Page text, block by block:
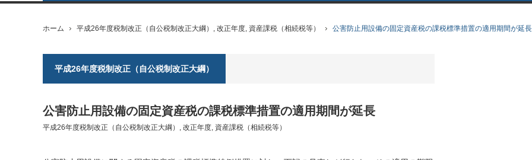
ホーム 平成26年度税制改正（自公税制改正大綱） , 改正年度, 資産課税（相続税等） 公害防止用設備の固定資産税の課税標準措置の適用期間が延長
平成26年度税制改正（自公税制改正大綱）
公害防止用設備の固定資産税の課税標準措置の適用期間が延長
平成26年度税制改正（自公税制改正大綱） , 改正年度, 資産課税（相続税等）